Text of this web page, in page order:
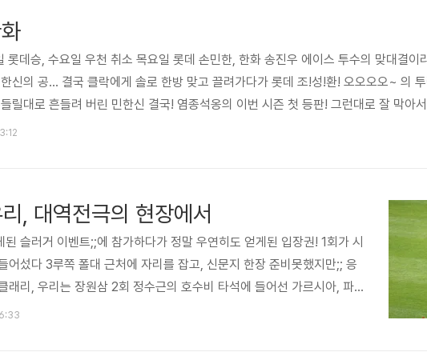
롯데승, 수요일 우천 취소 목요일 롯데 손민한, 한화 송진우 에이스 투수의 맞대결이
신의 공... 결국 클락에게 솔로 한방 맞고 끌려가다가 롯데 조!성!환! 오오오오~ 의
릴대로 흔들려 버린 민한신 결국! 염종석옹의 이번 시즌 첫 등판! 그런대로 잘 막아
만루상황 대타 가르시아! 1,2간 빠지는 안타로 2타점 4-6 계속되는 공격상황 한화는
, 대역전극의 현장에서
슬러거 이벤트;;에 참가하다가 정말 우연히도 얻게된 입장권! 1회가 시
어섰다 3루쪽 폴대 근처에 자리를 잡고, 신문지 한장 준비못했지만;; 응
래리, 우리는 장원삼 2회 정수근의 호수비 타석에 들어선 가르시아, 파
리의 호투였지만, 롯데의 눈에 보이지 않는 에러성 수비와 번번히 놓치